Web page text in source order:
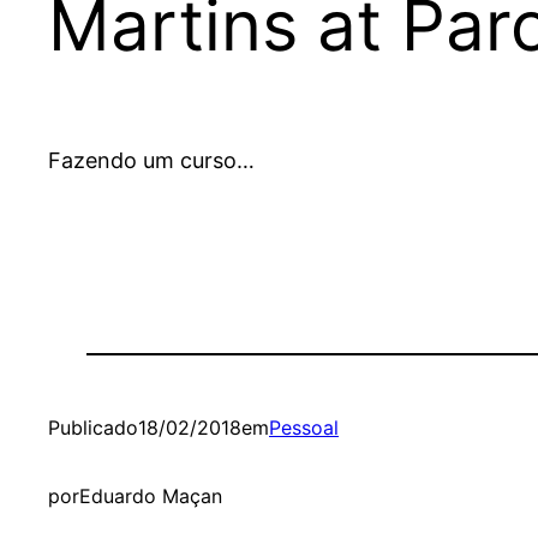
Martins at
Fazendo um curso…
Publicado18/02/2018emPessoal
porEduardo Maçan